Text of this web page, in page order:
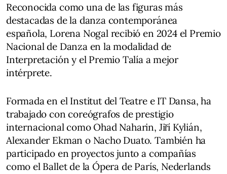
Reconocida como una de las figuras más
destacadas de la danza contemporánea
española, Lorena Nogal recibió en 2024 el Premio
Nacional de Danza en la modalidad de
Interpretación y el Premio Talía a mejor
intérprete.
Formada en el Institut del Teatre e IT Dansa, ha
trabajado con coreógrafos de prestigio
internacional como Ohad Naharin, Jiří Kylián,
Alexander Ekman o Nacho Duato. También ha
participado en proyectos junto a compañías
como el Ballet de la Ópera de París, Nederlands